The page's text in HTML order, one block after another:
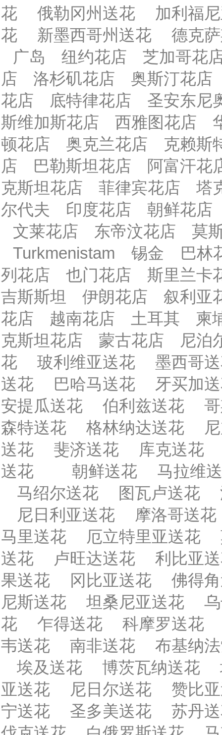
花
俄勒冈州送花
加利福
花
新墨西哥州送花
德克
广岛
纽约花店
芝加哥花
店
洛杉矶花店
奥斯汀花店
花店
底特律花店
圣安东尼
斯维加斯花店
西雅图花店
顿花店
奥克兰花店
克赖斯
店
巴勒斯坦花店
阿富汗花
克斯坦花店
菲律宾花店
塔
尔代夫
印度花店
朝鲜花店
文莱花店
东帝汶花店
莫
Turkmenistam
锡金
巴林
列花店
也门花店
斯里兰卡
吉斯斯坦
伊朗花店
叙利亚
花店
越南花店 土耳其
柬
克斯坦花店
蒙古花店
尼泊
花
玻利维亚送花
墨西哥
送花
巴哈马送花
牙买加
安提瓜送花
伯利兹送花
森特送花
格林纳达送花
送花
斐济送花
库克送花
送花
朝鲜送花
马拉维
马绍尔送花
图瓦卢送花
尼日利亚送花
摩洛哥送花
马里送花
厄立特里亚送花
送花
卢旺达送花
利比亚
果送花
冈比亚送花
佛得
尼斯送花
坦桑尼亚送花
花
乍得送花
科摩罗送花
韦送花
南非送花
布基纳
埃及送花
博茨瓦纳送花
亚送花
尼日尔送花
赞比
宁送花
圣多美送花
苏丹